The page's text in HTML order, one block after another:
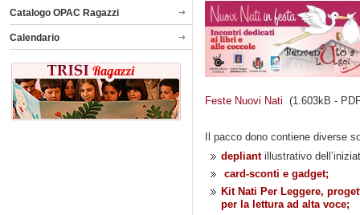
Catalogo OPAC Ragazzi
Calendario
Feste Nuovi Nati (1.603kB -
Il pacco dono contiene diverse
depliant illustrativo
card-sconti e gadget;
Kit Nati Per Leggere,
per la lettura ad alta voce;